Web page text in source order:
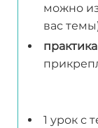
можно
вас
практика
1 урок с